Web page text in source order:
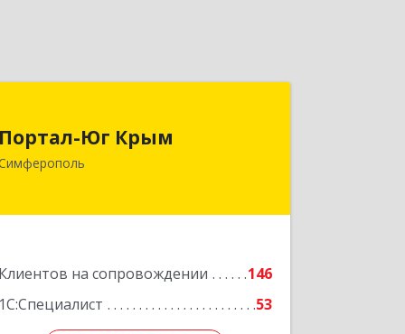
Портал-Юг Крым
Клиентов на сопровождении
146
1С:Специалист
53
295015, Крым Респ, Симферополь г,
Подробнее